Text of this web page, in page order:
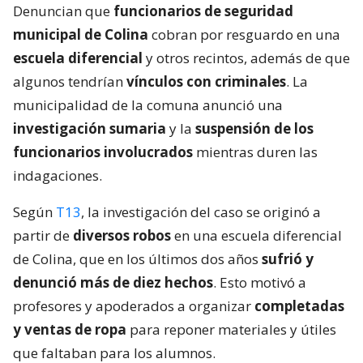
Denuncian que funcionarios de seguridad
municipal de Colina cobran por resguardo en una
escuela diferencial y otros recintos, además de que
algunos tendríanvínculos con criminales. La
municipalidad de la comuna anunció una
investigación sumaria y la suspensión de los
funcionarios involucrados mientras duren las
indagaciones.
Según T13, la investigación del caso se originó a
partir de diversos robosen una escuela diferencial
de Colina, que en los últimos dos años sufrió y
denunció más de diez hechos. Esto motivó a
profesores y apoderados a organizar completadas
y ventas de ropa para reponer materiales y útiles
que faltaban para los alumnos.